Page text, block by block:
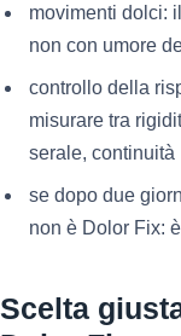
movimenti dolci:
non con umore
controllo della
misurare tra
serale, continuità
se dopo due
non è Dolor Fix:
Scelta